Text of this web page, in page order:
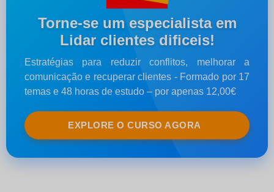
Torne-se um especialista em
Lidar clientes dificeis!
Estratégias para reduzir conflitos, melhorar a
comunicação e recuperar clientes - Formado por 17
temas e 48 horas de estudo – por apenas 12,00€
EXPLORE O CURSO AGORA